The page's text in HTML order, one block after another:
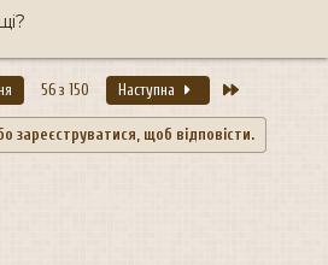
56 з 150 Наступна
зареєструватися, щоб відповісти.